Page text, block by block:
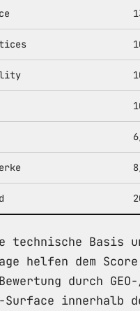
technische Basis
helfen dem
durch
Surface innerhalb